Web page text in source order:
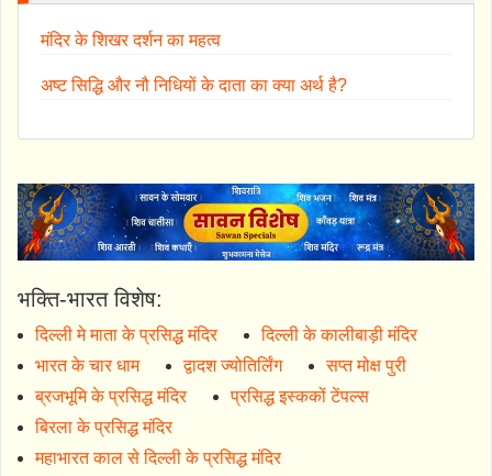
मंदिर के शिखर दर्शन का महत्व
अष्ट सिद्धि और नौ निधियों के दाता का क्या अर्थ है?
भक्ति-भारत विशेष:
दिल्ली मे माता के प्रसिद्ध मंदिर
दिल्ली के कालीबाड़ी मंदिर
भारत के चार धाम
द्वादश ज्योतिर्लिंग
सप्त मोक्ष पुरी
ब्रजभूमि के प्रसिद्ध मंदिर
प्रसिद्ध इस्ककों टेंपल्स
बिरला के प्रसिद्ध मंदिर
महाभारत काल से दिल्ली के प्रसिद्ध मंदिर